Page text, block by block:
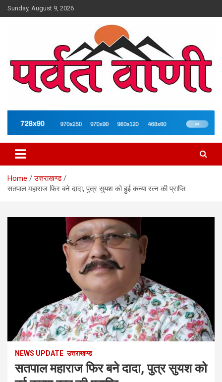
Skip
to
Sunday, August 9, 2026
Parvatvani.com
Home
उत्तराखण्ड
सतपाल महाराज फिर बने दादा, पुत्र सुयश को हुई कन्या रत्न की प्राप्ति
NEWS UPDATE उत्तराखण्ड
सतपाल महाराज फिर बने दादा, पुत्र सुयश को